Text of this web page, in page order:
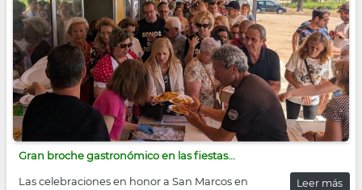
Gran broche gastronómico en las fiestas...
Las celebraciones en honor a San Marcos en Leer más